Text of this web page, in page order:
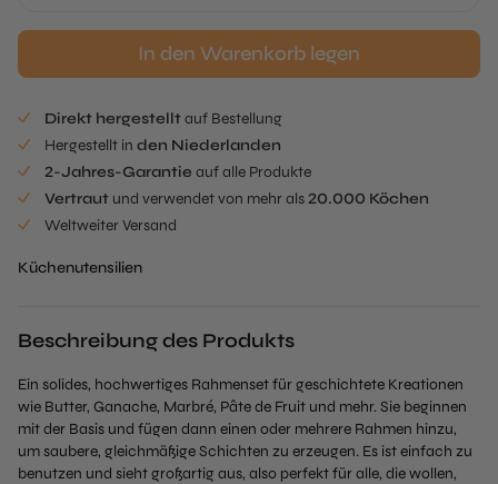
In den Warenkorb legen
Direkt hergestelltauf Bestellung
Hergestellt in den Niederlanden
2-Jahres-Garantie auf alle Produkte
Vertraut und verwendet von mehr als20.000 Köchen
Weltweiter Versand
Küchenutensilien
Beschreibung des Produkts
Ein solides, hochwertiges Rahmenset für geschichtete Kreationen
wie Butter, Ganache, Marbré, Pâte de Fruit und mehr. Sie beginnen
mit der Basis und fügen dann einen oder mehrere Rahmen hinzu,
um saubere, gleichmäßige Schichten zu erzeugen. Es ist einfach zu
benutzen und sieht großartig aus, also perfekt für alle, die wollen,